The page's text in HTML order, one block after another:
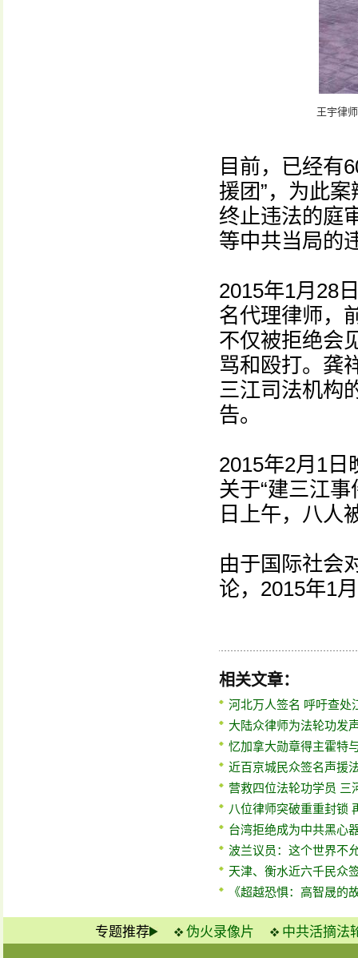
王宇律
目前，已经有
援团”，为此
终止违法的庭
等中共当局的
2015年1月28
名代理律师，
不仅被拒绝会
骂和殴打。龚
三江司法机构
告。
2015年2月1日
关于“建三江
日上午，八人
由于国际社会
论，2015年1
相关文章：
河北万人签名 呼吁查处
大陆众律师为法轮功发
忆加拿大勋章得主霍特
近百京城民众签名声援
营救四位法轮功学员 三
八位律师突破重重封锁
台湾拒绝成为中共黑心
波兰议员：这个世界不
天津、衡水近六千民众
《超越恐惧：高智晟的
专题推荐 伪火录像片 中共活摘法